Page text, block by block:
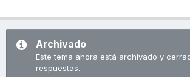
Archivado
Este tema ahora está archivado y
respuestas.